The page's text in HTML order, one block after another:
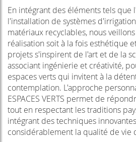
En intégrant des éléments tels que
l'installation de systèmes
matériaux recyclables, nous
réalisation soit à la fois esthétique
projets s'inspirent de l'art et de la
associant ingénierie et créativité,
espaces verts qui invitent à la
contemplation. L'approche
ESPACES VERTS permet de
tout en respectant les traditions
intégrant des techniques
considérablement la qualité de vie